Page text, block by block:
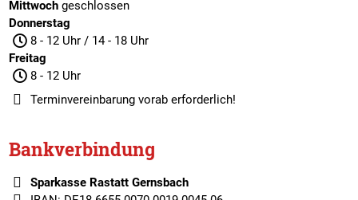
Mittwochgeschlossen
Donnerstag
8 - 12 Uhr / 14 - 18 Uhr
Freitag
8 - 12 Uhr
Terminvereinbarungvorab erforderlich!
Bankverbindung
Sparkasse Rastatt Gernsbach